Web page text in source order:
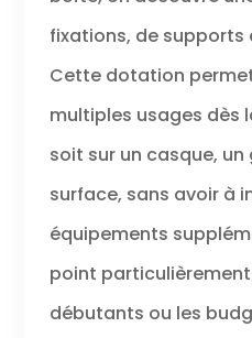
fixations, de supports
Cette dotation
multiples usages dès
soit sur un casque,
surface, sans avoir à
équipements
point
débutants ou les